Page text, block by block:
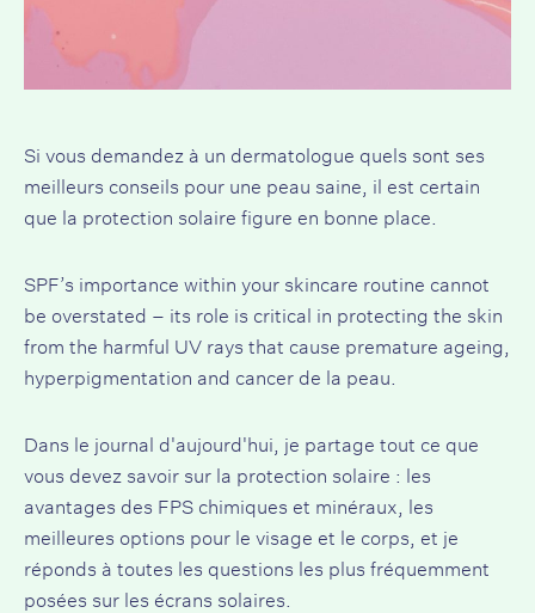
Si vous demandez à un dermatologue quels sont ses
meilleurs conseils pour une peau saine, il est certain
que la protection solaire figure en bonne place.
SPF’s importance within your skincare routine cannot
be overstated – its role is critical in protecting the skin
from the harmful UV rays that cause premature ageing,
hyperpigmentation and cancer de la peau
Dans le journal d'aujourd'hui, je partage tout ce que
vous devez savoir sur la protection solaire : les
avantages des FPS chimiques et minéraux, les
meilleures options pour le visage et le corps, et je
réponds à toutes les questions les plus fréquemment
posées sur les écrans solaires.